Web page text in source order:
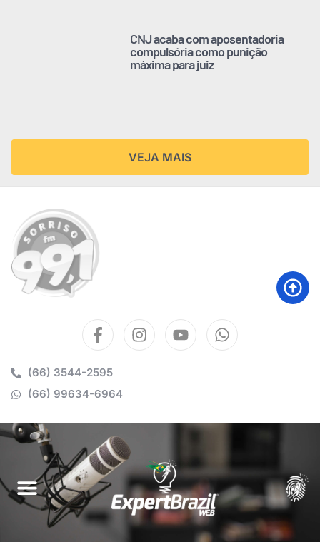
CNJ acaba com aposentadoria
compulsória como punição
máxima para juiz
VEJA MAIS
(66) 3544-2595
(66) 99634-6964